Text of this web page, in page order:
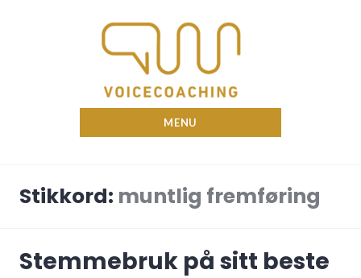
Nina Voicecoach
MENU
Stikkord: muntlig fremføring
Stemmebruk på sitt beste